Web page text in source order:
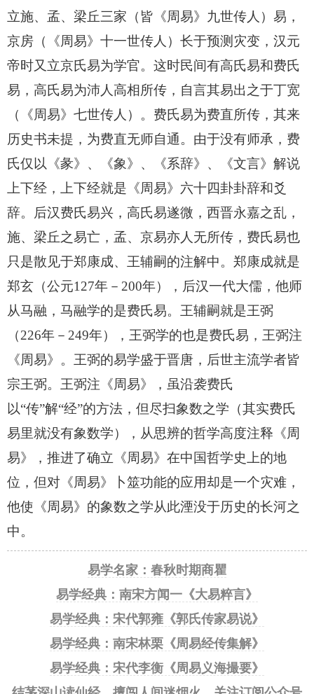
立施、孟、梁丘三家（皆《周易》九世传人）易，
京房（《周易》十一世传人）长于预测灾变，汉元
帝时又立京氏易为学官。这时民间有高氏易和费氏
易，高氏易为沛人高相所传，自言其易出之于丁宽
（《周易》七世传人）。费氏易为费直所传，其来
历史书未提，为费直无师自通。由于没有师承，费
氏仅以《彖》、《象》、《系辞》、《文言》解说
上下经，上下经就是《周易》六十四卦卦辞和爻
辞。后汉费氏易兴，高氏易遂微，西晋永嘉之乱，
施、梁丘之易亡，孟、京易亦人无所传，费氏易也
只是散见于郑康成、王辅嗣的注解中。郑康成就是
郑玄（公元127年－200年），后汉一代大儒，他师
从马融，马融学的是费氏易。王辅嗣就是王弼
（226年－249年），王弼学的也是费氏易，王弼注
《周易》。王弼的易学盛于晋唐，后世主流学者皆
宗王弼。王弼注《周易》，虽沿袭费氏
以“传”解“经”的方法，但尽扫象数之学（其实费氏
易里就没有象数学），从思辨的哲学高度注释《周
易》，推进了确立《周易》在中国哲学史上的地
位，但对《周易》卜筮功能的应用却是一个灾难，
他使《周易》的象数之学从此湮没于历史的长河之
中。
易学名家：春秋时期商瞿
易学经典：南宋方闻一《大易粹言》
易学经典：宋代郭雍《郭氏传家易说》
易学经典：南宋林栗《周易经传集解》
易学经典：宋代李衡《周易义海撮要》